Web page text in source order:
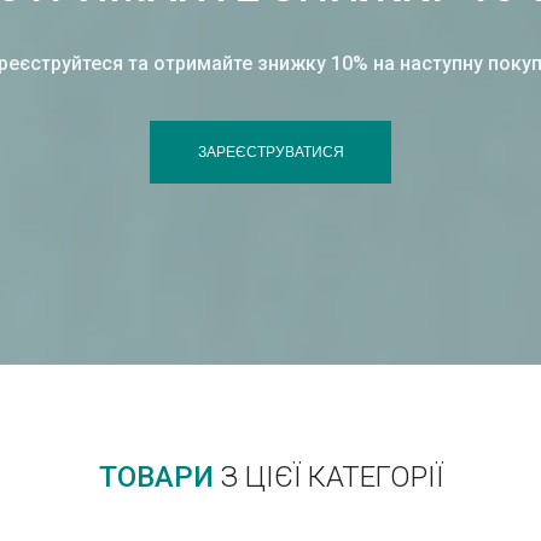
та отримайте знижку 10% на наступну
ЗАРЕЄСТРУВАТИСЯ
ТОВАРИ З ЦІЄЇ КАТЕГОРІЇ